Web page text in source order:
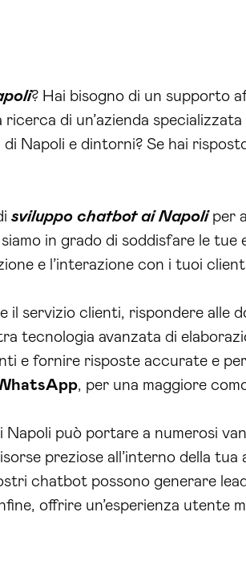
? Hai bisogno di un supporto
di un’azienda
Napoli e dintorni? Se hai
sviluppo chatbot ai Napoliper
in grado di soddisfare le
e l’interazione con i tuoi
servizio clienti, rispondere alle
tecnologia avanzata di
e fornire risposte accurate e
, per una maggiore
Napoli può portare a numerosi
preziose all’interno della
chatbot possono generare
offrire un’esperienza utente